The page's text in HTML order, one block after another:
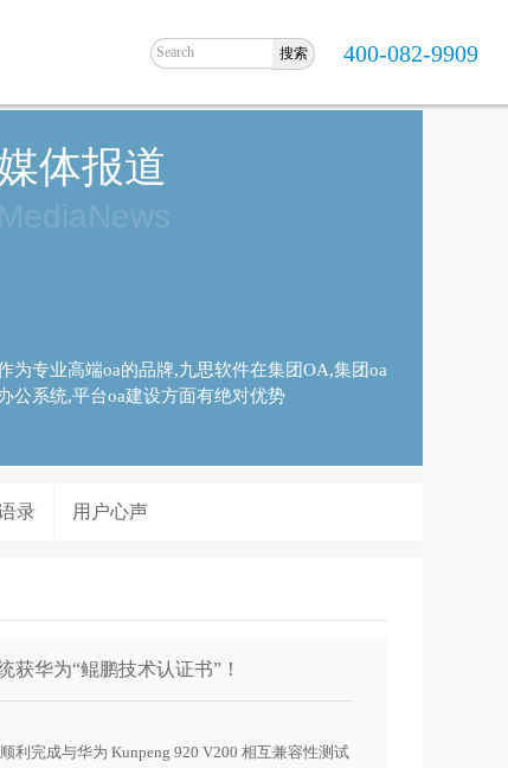
400-082-9909
体报道
MediaNews
为专业高端oa的品牌,九思软件在集团OA,集团oa
公系统,平台oa建设方面有绝对优势
录 用户心声
华为“鲲鹏技术认证书”！
利完成与华为 Kunpeng 920 V200 相互兼容性测试